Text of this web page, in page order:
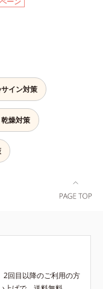
ン酸アスコルビル、天然
激がおきないというわけ
ません※敏感肌対象パッチ
すべての人に皮膚刺激が
いうわけではありませ
位から透明肌を目指すブ
さなどの「面」での透明
する原因を引き起こしてい
かりました。そこでオル
イト シリーズは「メラニ
に着目して「高圧処理ビ
」を採用。肌奥(*6)まで
ミやソバカスの原因とな
ビス独自成分の「ブライト
プレックス(*8)」が、透明感
しさをサポートするため
包括的にサポート。全方位
イン対策
燥対策
2回目以降のご利用の方